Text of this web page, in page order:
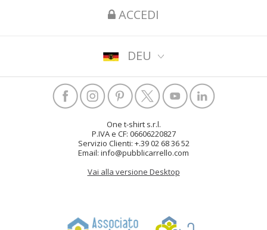
ACCEDI
DEU
One t-shirt s.r.l.
P.IVA e CF: 06606220827
Servizio Clienti: +.39 02 68 36 52
Email: info@pubblicarrello.com
Vai alla versione Desktop